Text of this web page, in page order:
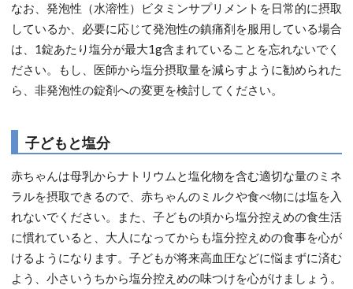
なお、発泡性（水溶性）ビタミンサプリメントを日常的に摂取
しているか、必要に応じて発泡性の鎮痛剤を服用している場合
は、1錠あたり塩分が最大1g含まれていることを忘れないでく
ださい。もし、医師から塩分摂取量を減らすように勧められた
ら、非発泡性の錠剤への変更を検討してください。
子どもと塩分
赤ちゃんは母乳からナトリウムと塩化物を含む適切な量のミネ
ラルを摂取できるので、赤ちゃんのミルクや食べ物には塩を入
れないでください。また、子どもの頃から塩分控えめの食生活
に慣れていると、大人になってからも塩分控えめの食事を心が
けるようになります。子どもが将来高血圧などに悩まずに済む
よう、小さいうちから塩分控えめの味つけを心がけましょう。